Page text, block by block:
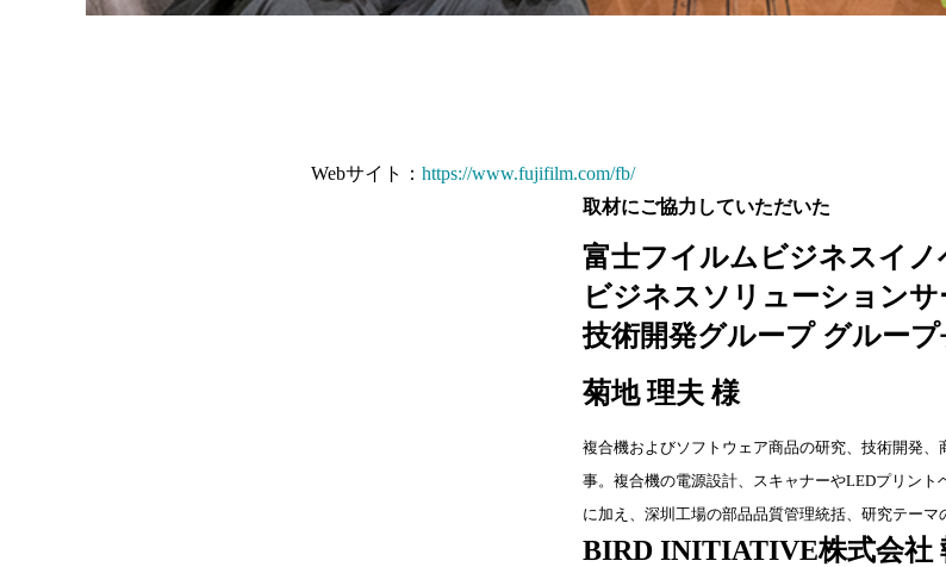
Webサイト： https://www.fujifilm.com/fb/
取材にご協力していただいた
富士フイルムビジネスイ
ビジネスソリューション
技術開発グループ グループ
菊地 理夫 様
複合機およびソフトウェア商品の研究、技術開発
事。複合機の電源設計、スキャナーやLEDプリン
に加え、深圳工場の部品品質管理統括、研究テー
BIRD INITIATIVE株式会社